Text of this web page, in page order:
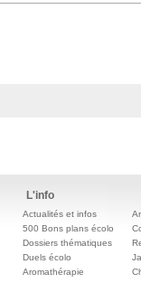
L'info
Actualités et infos
500 Bons plans écolo
Dossiers thématiques
Duels écolo
Aromathérapie